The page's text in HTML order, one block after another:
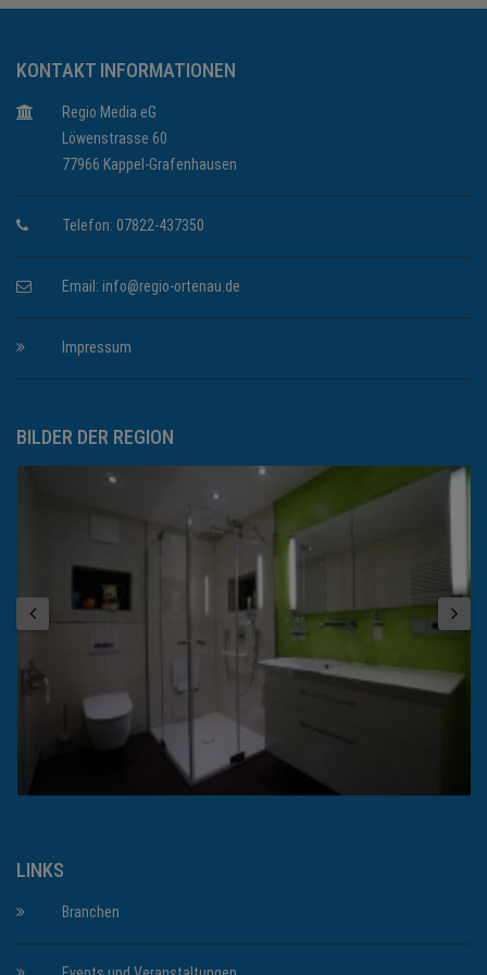
KONTAKT INFORMATIONEN
Regio Media eG
Löwenstrasse 60
77966 Kappel-Grafenhausen
Telefon: 07822-437350
Email: info@regio-ortenau.de
Impressum
BILDER DER REGION
LINKS
Branchen